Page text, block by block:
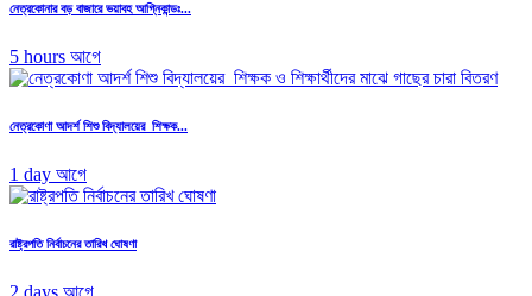
নেত্রকোনার বড় বাজারে ভয়াবহ আগ্নিকান্ডঃ...
5 hours আগে
নেত্রকোণা আদর্শ শিশু বিদ্যালয়ের শিক্ষক...
1 day আগে
রাষ্ট্রপতি নির্বাচনের তারিখ ঘোষণা
2 days আগে